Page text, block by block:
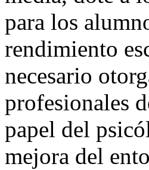
para los
rendimiento
necesario
profesionales
papel del
mejora del